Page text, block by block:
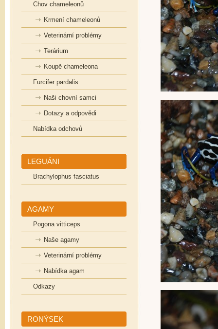
Chov chameleonů
Krmení chameleonů
Veterinární problémy
Terárium
Koupě chameleona
Furcifer pardalis
Naši chovní samci
Dotazy a odpovědi
Nabídka odchovů
LEGUÁNI
Brachylophus fasciatus
AGAMY
Pogona vitticeps
Naše agamy
Veterinární problémy
Nabídka agam
Odkazy
RONÝSEK